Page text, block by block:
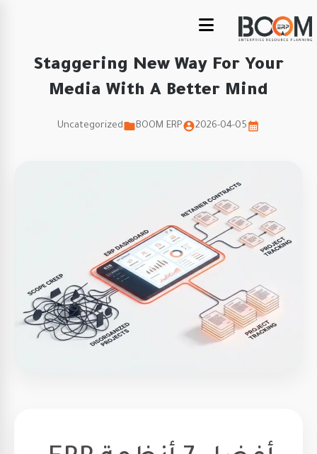
Staggering New Way For Your
Media With A Better Mind
2026-04-05
BOOM ERP
Uncategorized